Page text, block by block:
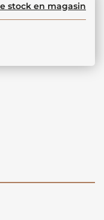
stock en magasin